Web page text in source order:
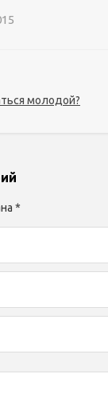
молодой?
*